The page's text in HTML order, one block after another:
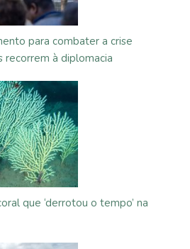
para combater a crise
recorrem à diplomacia
que ‘derrotou o tempo’ na